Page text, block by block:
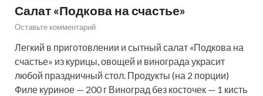
Салат «Подкова на счастье»
Оставьте комментарий
Легкий в приготовлении и сытный салат «Подкова на
счастье» из курицы, овощей и винограда украсит
любой праздничный стол. Продукты (на 2 порции)
Филе куриное — 200 г Виноград без косточек — 1 кисть